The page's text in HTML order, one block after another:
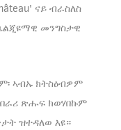
ናይ ብራስለስ
መንግስታዊ
ኣብኡ ክትስዕብዎም
ጽሑፍ ክወሃበኩም
ዝተዳለወ እዩ።